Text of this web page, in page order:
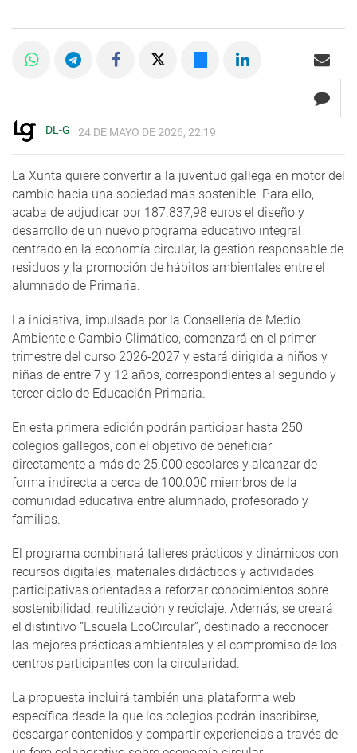
DL-G 24 DE MAYO DE 2026, 22:19
La Xunta quiere convertir a la juventud gallega en motor del
cambio hacia una sociedad más sostenible. Para ello,
acaba de adjudicar por 187.837,98 euros el diseño y
desarrollo de un nuevo programa educativo integral
centrado en la economía circular, la gestión responsable de
residuos y la promoción de hábitos ambientales entre el
alumnado de Primaria.
La iniciativa, impulsada por la Consellería de Medio
Ambiente e Cambio Climático, comenzará en el primer
trimestre del curso 2026-2027 y estará dirigida a niños y
niñas de entre 7 y 12 años, correspondientes al segundo y
tercer ciclo de Educación Primaria.
En esta primera edición podrán participar hasta 250
colegios gallegos, con el objetivo de beneficiar
directamente a más de 25.000 escolares y alcanzar de
forma indirecta a cerca de 100.000 miembros de la
comunidad educativa entre alumnado, profesorado y
familias.
El programa combinará talleres prácticos y dinámicos con
recursos digitales, materiales didácticos y actividades
participativas orientadas a reforzar conocimientos sobre
sostenibilidad, reutilización y reciclaje. Además, se creará
el distintivo “Escuela EcoCircular”, destinado a reconocer
las mejores prácticas ambientales y el compromiso de los
centros participantes con la circularidad.
La propuesta incluirá también una plataforma web
específica desde la que los colegios podrán inscribirse,
descargar contenidos y compartir experiencias a través de